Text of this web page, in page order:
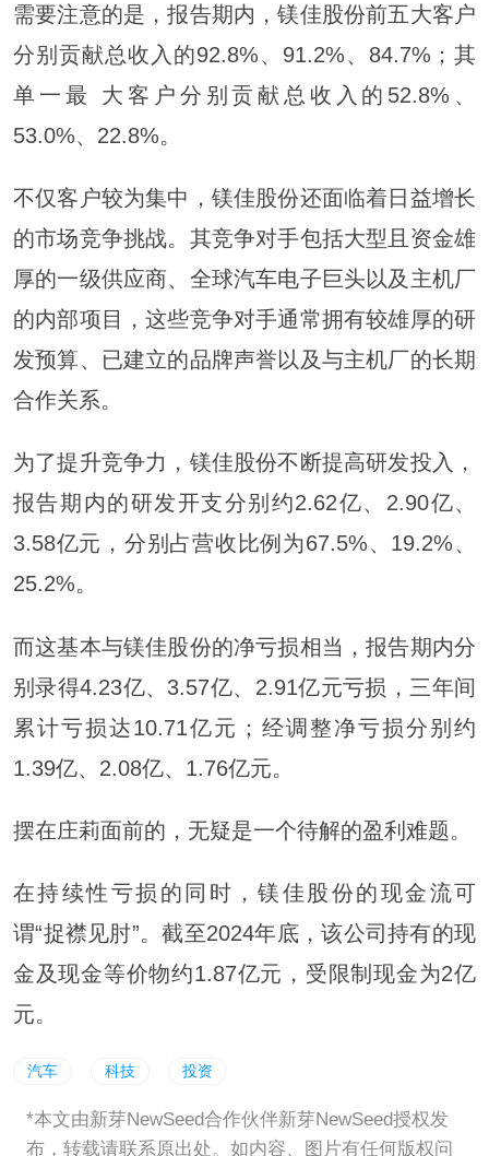
需要注意的是，报告期内，镁佳股份前五大客户
分别贡献总收入的92.8%、91.2%、84.7%；其
单一最 大客户分别贡献总收入的52.8%、
53.0%、22.8%。
不仅客户较为集中，镁佳股份还面临着日益增长
的市场竞争挑战。其竞争对手包括大型且资金雄
厚的一级供应商、全球汽车电子巨头以及主机厂
的内部项目，这些竞争对手通常拥有较雄厚的研
发预算、已建立的品牌声誉以及与主机厂的长期
合作关系。
为了提升竞争力，镁佳股份不断提高研发投入，
报告期内的研发开支分别约2.62亿、2.90亿、
3.58亿元，分别占营收比例为67.5%、19.2%、
25.2%。
而这基本与镁佳股份的净亏损相当，报告期内分
别录得4.23亿、3.57亿、2.91亿元亏损，三年间
累计亏损达10.71亿元；经调整净亏损分别约
1.39亿、2.08亿、1.76亿元。
摆在庄莉面前的，无疑是一个待解的盈利难题。
在持续性亏损的同时，镁佳股份的现金流可
谓“捉襟见肘”。截至2024年底，该公司持有的现
金及现金等价物约1.87亿元，受限制现金为2亿
元。
汽车 科技 投资
*本文由新芽NewSeed合作伙伴新芽NewSeed授权发
布，转载请联系原出处。如内容、图片有任何版权问